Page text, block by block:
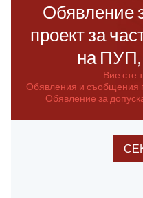
Обявление
проект за
на
Вие сте
Обявления и съобщения
Обявление за